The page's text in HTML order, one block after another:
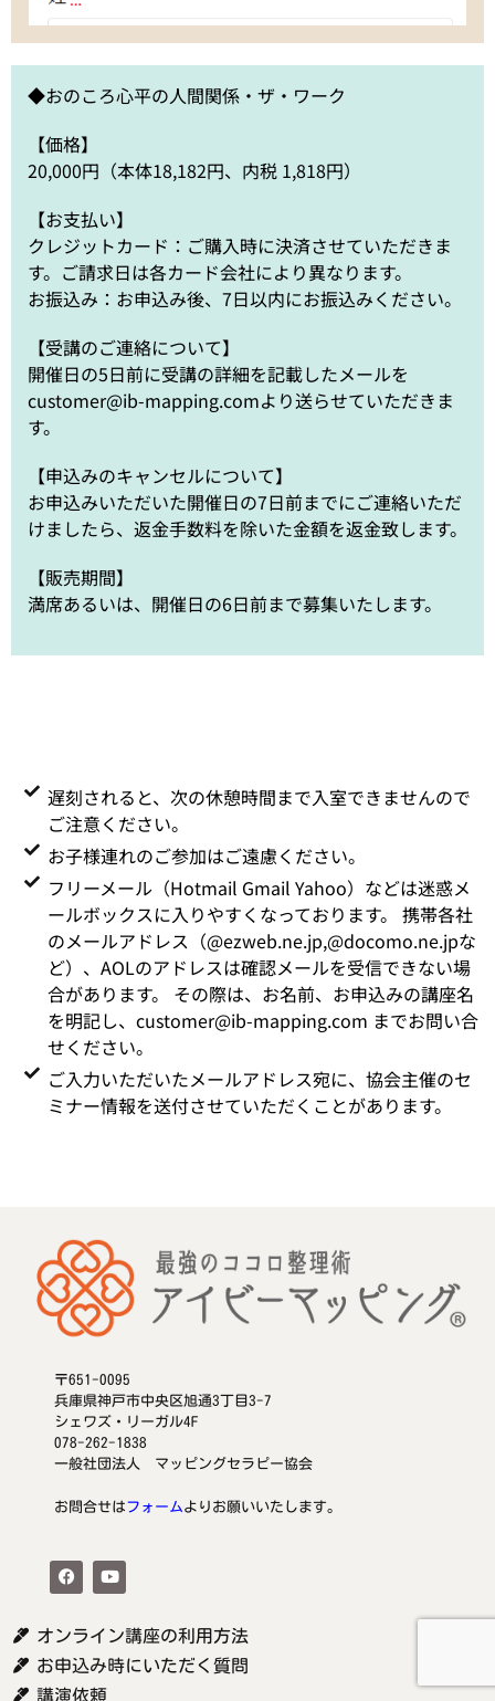
◆おのころ心平の人間関係・ザ・ワーク
【価格】
20,000円（本体18,182円、内税 1,818円）
【お支払い】
クレジットカード：ご購入時に決済させていただきま
す。ご請求日は各カード会社により異なります。
お振込み：お申込み後、7日以内にお振込みください。
【受講のご連絡について】
開催日の5日前に受講の詳細を記載したメールを
customer@ib-mapping.comより送らせていただきま
す。
【申込みのキャンセルについて】
お申込みいただいた開催日の7日前までにご連絡いただ
けましたら、返金手数料を除いた金額を返金致します。
【販売期間】
満席あるいは、開催日の6日前まで募集いたします。
遅刻されると、次の休憩時間まで入室できませんので
ご注意ください。
お子様連れのご参加はご遠慮ください。
フリーメール（Hotmail Gmail Yahoo）などは迷惑メ
ールボックスに入りやすくなっております。 携帯各社
のメールアドレス（@ezweb.ne.jp,@docomo.ne.jpな
ど）、AOLのアドレスは確認メールを受信できない場
合があります。 その際は、お名前、お申込みの講座名
を明記し、customer@ib-mapping.com までお問い合
せください。
ご入力いただいたメールアドレス宛に、協会主催のセ
ミナー情報を送付させていただくことがあります。
〒651-0095
兵庫県神戸市中央区旭通3丁目3-7
シェワズ・リーガル4F
078-262-1838
一般社団法人 マッピングセラピー協会
お問合せはフォームよりお願いいたします。
オンライン講座の利用方法
お申込み時にいただく質問
講演依頼